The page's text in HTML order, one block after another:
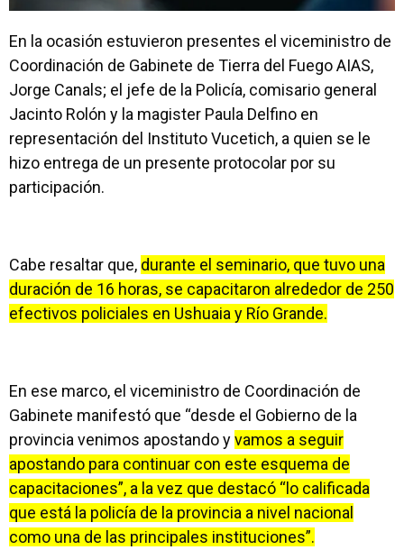
En la ocasión estuvieron presentes el viceministro de
Coordinación de Gabinete de Tierra del Fuego AIAS,
Jorge Canals; el jefe de la Policía, comisario general
Jacinto Rolón y la magister Paula Delfino en
representación del Instituto Vucetich, a quien se le
hizo entrega de un presente protocolar por su
participación.
Cabe resaltar que, durante el seminario, que tuvo una
duración de 16 horas, se capacitaron alrededor de 250
efectivos policiales en Ushuaia y Río Grande.
En ese marco, el viceministro de Coordinación de
Gabinete manifestó que “desde el Gobierno de la
provincia venimos apostando yvamos a seguir
apostando para continuar con este esquema de
capacitaciones”, a la vez que destacó “lo calificada
que está la policía de la provincia a nivel nacional
como una de las principales instituciones”.